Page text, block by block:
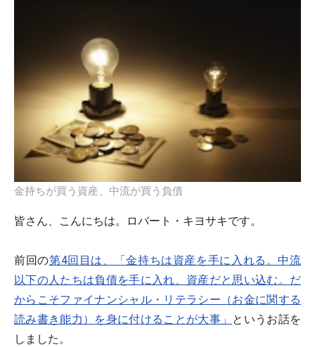
金持ちが買う資産、中流が買う負債
皆さん、こんにちは。ロバート・キヨサキです。
前回の第4回目は、「金持ちは資産を手に入れる。中流
以下の人たちは負債を手に入れ、資産だと思い込む。だ
からこそファイナンシャル・リテラシー（お金に関する
読み書き能力）を身に付けることが大事」 というお話を
しました。